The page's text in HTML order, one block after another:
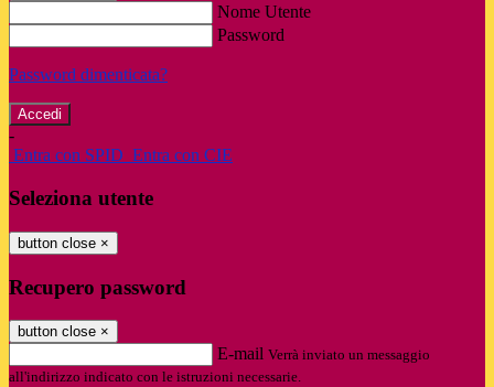
Nome Utente
Password
Password dimenticata?
-
Entra con SPID Entra con CIE
Seleziona utente
button close ×
Recupero password
button close ×
E-mail Verrà inviato un messaggio
all'indirizzo indicato con le istruzioni necessarie.